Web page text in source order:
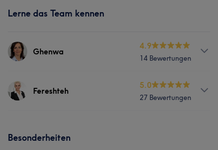
Lerne das Team kennen
Ghenwa
4.9
14 Bewertungen
Services
Fereshteh
5.0
27 Bewertungen
Besonderheiten